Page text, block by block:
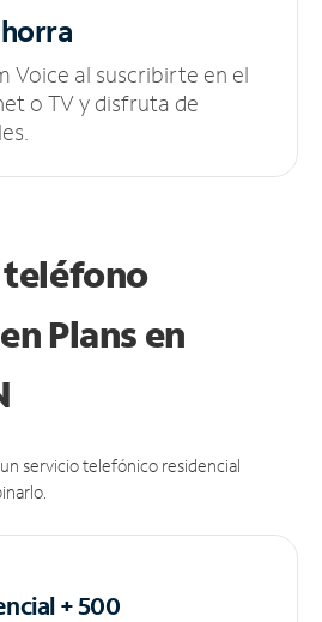
Voice al suscribirte en el
o TV y disfruta de
teléfono
Plans en
servicio telefónico residencial
+ 500